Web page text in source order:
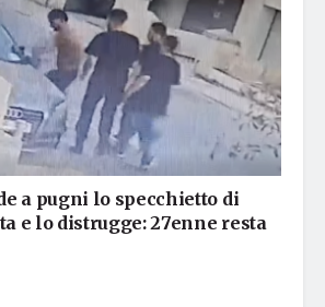
a pugni lo specchietto di
e lo distrugge: 27enne resta